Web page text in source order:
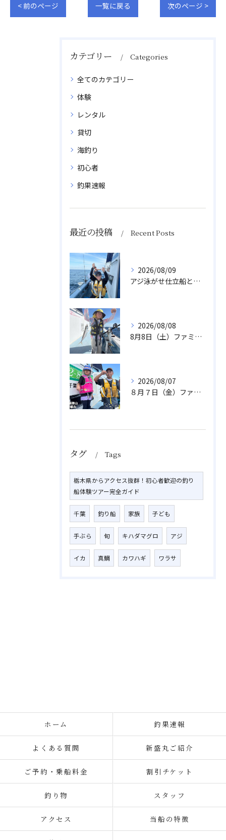
< 前のページ 一覧に戻る 次のページ >
カテゴリー Categories
全てのカテゴリー
体験
レンタル
貸切
海釣り
初心者
釣果速報
最近の投稿 Recent Posts
2026/08/09
アジ泳がせ仕立船とスルメイカ船
2026/08/08
8月8日（土）ファミリーアジ
2026/08/07
８月７日（金）ファミリフィッシング
タグ Tags
栃木県からアクセス抜群！初心者歓迎の釣り
船体験ツアー完全ガイド
千葉 釣り船 家族 子ども
手ぶら 旬 キハダマグロ アジ
イカ 真鯛 カワハギ ワラサ
ホーム 釣果速報
よくある質問 新盛丸ご紹介
ご予約・乗船料金 割引チケット
釣り物 スタッフ
アクセス 当船の特徴